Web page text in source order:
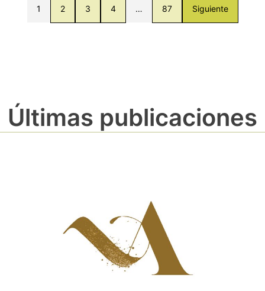
1 2 3 4 … 87 Siguiente
Últimas publicaciones